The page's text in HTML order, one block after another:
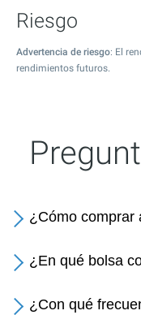
Riesgo
Advertencia de riesgo: El
rendimientos futuros.
¿Cómo comprar
¿En qué bolsa
¿Con qué